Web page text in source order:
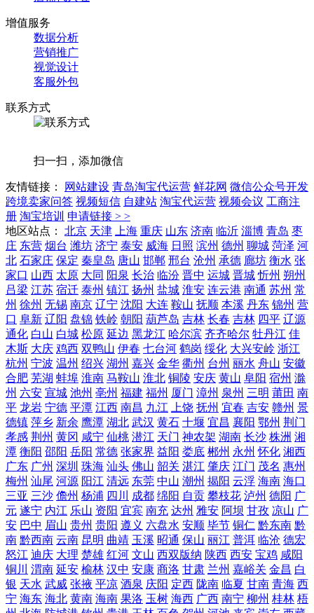
增值服务
数据分析
营销推广
视觉设计
客服外包
联系方式
扫一扫，添加微信
友情链接： 网站建设 青岛淘宝代运营 鲜花网 微信公众号开发
跨境卖家问答 视频短信 自建站 淘宝代运营 视频会议 工商注
册 淘宝培训 申请链接 > >
地区站点：
北京 天津 上海 重庆 山东 济南 临沂 淄博 青岛 枣
庄 东营 烟台 潍坊 济宁 泰安 威海 日照 滨州 德州 聊城 菏泽 河
北 石家庄 保定 秦皇岛 唐山 邯郸 邢台 沧州 承德 廊坊 衡水 张
家口 山西 太原 大同 阳泉 长治 临汾 晋中 运城 晋城 忻州 朔州
吕梁 江苏 宿迁 泰州 镇江 扬州 盐城 淮安 连云港 南通 苏州 常
州 徐州 无锡 南京 辽宁 沈阳 大连 鞍山 抚顺 本溪 丹东 锦州 营
口 阜新 辽阳 盘锦 铁岭 朝阳 葫芦岛 吉林 长春 吉林 四平 辽源
通化 白山 白城 松原 延边 黑龙江 哈尔滨 齐齐哈尔 牡丹江 佳
木斯 大庆 鸡西 双鸭山 伊春 七台河 鹤岗 绥化 大兴安岭 浙江
杭州 宁波 温州 绍兴 湖州 嘉兴 金华 衢州 台州 丽水 舟山 安徽
合肥 芜湖 蚌埠 淮南 马鞍山 淮北 铜陵 安庆 黄山 阜阳 宿州 滁
州 六安 宣城 池州 亳州 福建 福州 厦门 漳州 泉州 三明 莆田 南
平 龙岩 宁德 平潭 江西 南昌 九江 上饶 抚州 宜春 吉安 赣州 景
德镇 萍乡 新余 鹰潭 湖北 武汉 黄石 十堰 宜昌 襄阳 鄂州 荆门
孝感 荆州 黄冈 咸宁 仙桃 潜江 天门 神农架 湖南 长沙 株洲 湘
潭 衡阳 邵阳 岳阳 常德 张家界 益阳 娄底 郴州 永州 怀化 湘西
广东 广州 深圳 珠海 汕头 佛山 韶关 湛江 肇庆 江门 茂名 惠州
梅州 汕尾 河源 阳江 清远 东莞 中山 潮州 揭阳 云浮 海南 海口
三亚 三沙 儋州 杨浦 四川 成都 绵阳 自贡 攀枝花 泸州 德阳 广
元 遂宁 内江 乐山 资阳 宜宾 南充 达州 雅安 阿坝 甘孜 凉山 广
安 巴中 眉山 贵州 贵阳 遵义 六盘水 安顺 毕节 铜仁 黔东南 黔
南 黔西南 云南 昆明 曲靖 玉溪 昭通 保山 丽江 普洱 临沧 德宏
怒江 迪庆 大理 楚雄 红河 文山 西双版纳 陕西 西安 宝鸡 咸阳
铜川
渭南 延安 榆林 汉中 安康 商洛 甘肃 兰州 嘉峪关 金昌 白
银 天水 武威 张掖 平凉 酒泉 庆阳 定西 陇南 临夏 甘南 青海 西
宁 海东 海北 黄南 海南 果洛 玉树 海西 广西 南宁 柳州 桂林 梧